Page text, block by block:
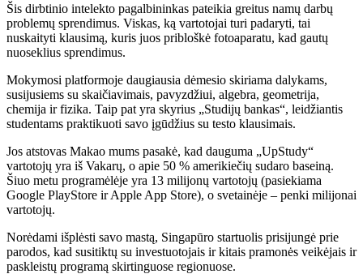
Šis dirbtinio intelekto pagalbininkas pateikia greitus namų darbų
problemų sprendimus. Viskas, ką vartotojai turi padaryti, tai
nuskaityti klausimą, kuris juos pribloškė fotoaparatu, kad gautų
nuoseklius sprendimus.
Mokymosi platformoje daugiausia dėmesio skiriama dalykams,
susijusiems su skaičiavimais, pavyzdžiui, algebra, geometrija,
chemija ir fizika. Taip pat yra skyrius „Studijų bankas“, leidžiantis
studentams praktikuoti savo įgūdžius su testo klausimais.
Jos atstovas Makao mums pasakė, kad dauguma „UpStudy“
vartotojų yra iš Vakarų, o apie 50 % amerikiečių sudaro baseiną.
Šiuo metu programėlėje yra 13 milijonų vartotojų (pasiekiama
Google PlayStore ir Apple App Store), o svetainėje – penki milijonai
vartotojų.
Norėdami išplėsti savo mastą, Singapūro startuolis prisijungė prie
parodos, kad susitiktų su investuotojais ir kitais pramonės veikėjais ir
paskleistų programą skirtinguose regionuose.